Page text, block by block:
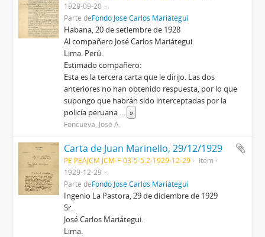
1928-09-20
Parte deFondo José Carlos Mariátegui
Habana, 20 de setiembre de 1928
Al compañero José Carlos Mariátegui.
Lima. Perú.
Estimado compañero:
Esta es la tercera carta que le dirijo. Las dos
anteriores no han obtenido respuesta, por lo que
supongo que habrán sido interceptadas por la
policía peruana ... »
Foncueva, José A.
Carta de Juan Marinello, 29/12/1929
PE PEAJCM JCM-F-03-5-5.2-1929-12-29
Item
1929-12-29
Parte deFondo José Carlos Mariátegui
Ingenio La Pastora, 29 de diciembre de 1929
Sr.
José Carlos Mariátegui.
Lima.